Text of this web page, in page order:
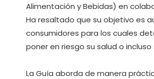
Alimentación y Bebidas) en
Ha resaltado que su objetivo es
consumidores para los cuales
poner en riesgo su salud o incluso
La Guía aborda de manera